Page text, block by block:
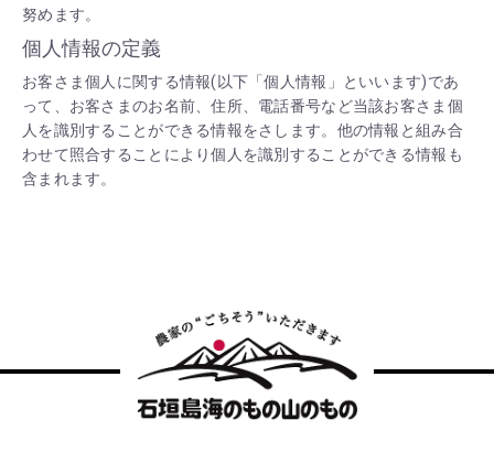
努めます。
個人情報の定義
お客さま個人に関する情報(以下「個人情報」といいます)であ
って、お客さまのお名前、住所、電話番号など当該お客さま個
人を識別することができる情報をさします。他の情報と組み合
わせて照合することにより個人を識別することができる情報も
含まれます。